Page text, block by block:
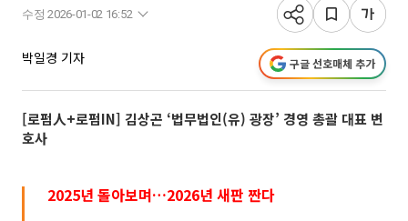
수정 2026-01-02 16:52
박일경 기자 구글 선호매체 추가
[로펌人+로펌IN] 김상곤 ‘법무법인(유) 광장’ 경영 총괄 대표 변
호사
2025년 돌아보며…2026년 새판 짠다